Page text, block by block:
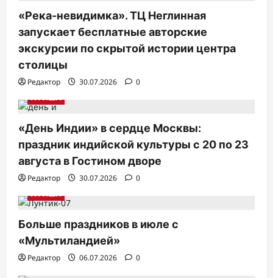
«Река-невидимка». ТЦ Неглинная
запускает бесплатные авторские
экскурсии по скрытой истории центра
столицы
Редактор 30.07.2026
0
АФИША
«День Индии» в сердце Москвы:
праздник индийской культуры с 20 по 23
августа в Гостином дворе
Редактор 30.07.2026
0
АФИША
Больше праздников в июле с
«Мультиландией»
Редактор 06.07.2026 0